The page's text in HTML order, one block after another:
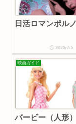
日活ロマンポルノ
2025/7/5
映画ガイド
バービー（人形）